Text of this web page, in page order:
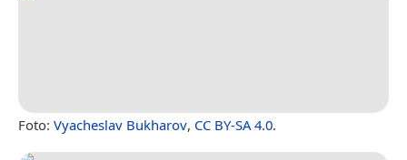
Foto: Vyacheslav Bukharov, CC BY-SA 4.0.